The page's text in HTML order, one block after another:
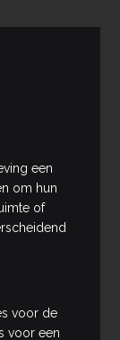
een
om hun
of
voor de
voor een